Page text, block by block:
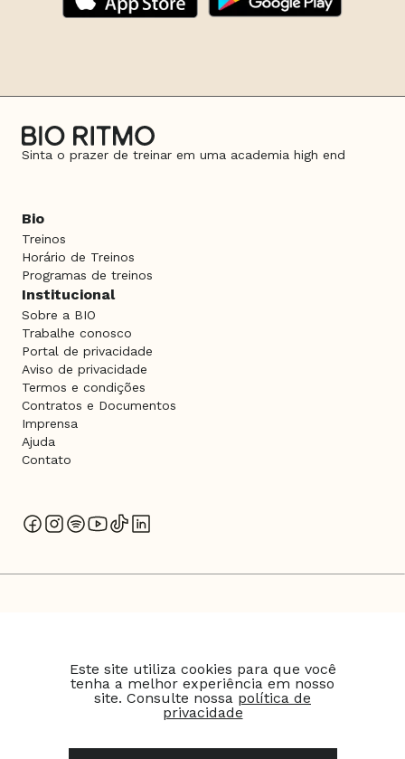
Sinta o prazer de treinar em uma academia high end
Bio
Treinos
Horário de Treinos
Programas de treinos
Institucional
Sobre a BIO
Trabalhe conosco
Portal de privacidade
Aviso de privacidade
Termos e condições
Contratos e Documentos
Imprensa
Ajuda
Contato
CNPJ: 07.594.978/0001-78
Este site utiliza cookies para que você
tenha a melhor experiência em nosso
site. Consulte nossa política de
privacidade